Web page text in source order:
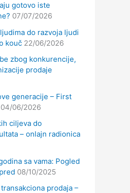
gotovo iste
07/07/2026
do razvoja ljudi
kouč 22/06/2026
zbog konkurencije,
prodaje
generacije – First
04/06/2026
ciljeva do
– onlajn radionica
sa vama: Pogled
08/10/2025
prodaja –